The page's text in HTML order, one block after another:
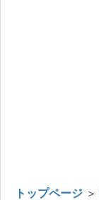
トップページ ＞